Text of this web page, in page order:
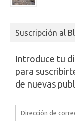
Suscripción al
Introduce tu
para
de nuevas
Dirección
de